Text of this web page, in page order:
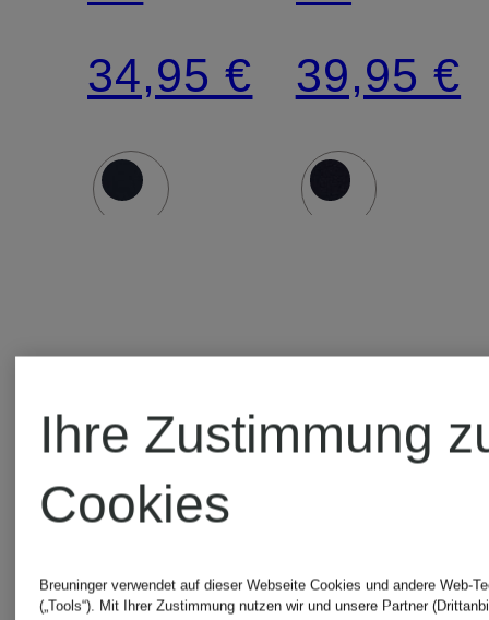
Schmucksteinen
34,95 € 39,95 €
Ihre Zustimmung
Cookies
Breuninger verwendet auf dieser Webseite Cookies und andere Web-
(„Tools“). Mit Ihrer Zustimmung nutzen wir und unsere Partner